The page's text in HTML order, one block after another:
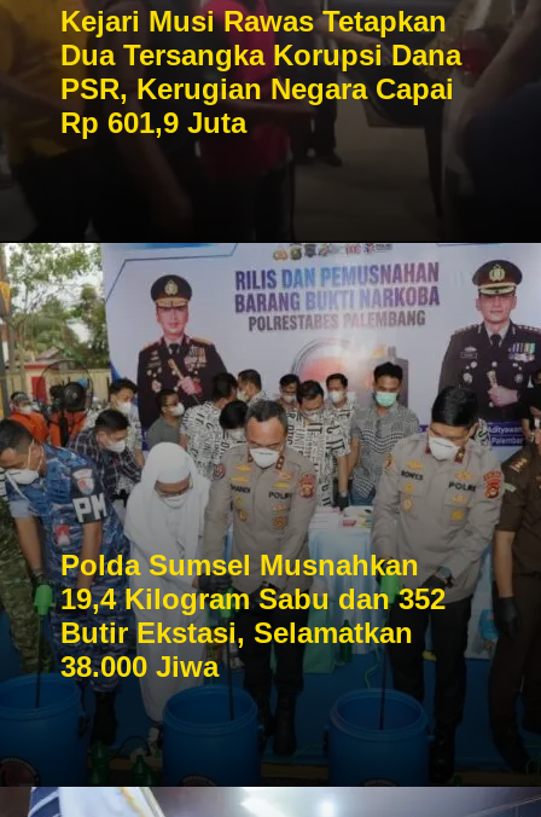
Kejari Musi Rawas Tetapkan
Dua Tersangka Korupsi Dana
PSR, Kerugian Negara Capai
Rp 601,9 Juta
Polda Sumsel Musnahkan
19,4 Kilogram Sabu dan 352
Butir Ekstasi, Selamatkan
38.000 Jiwa